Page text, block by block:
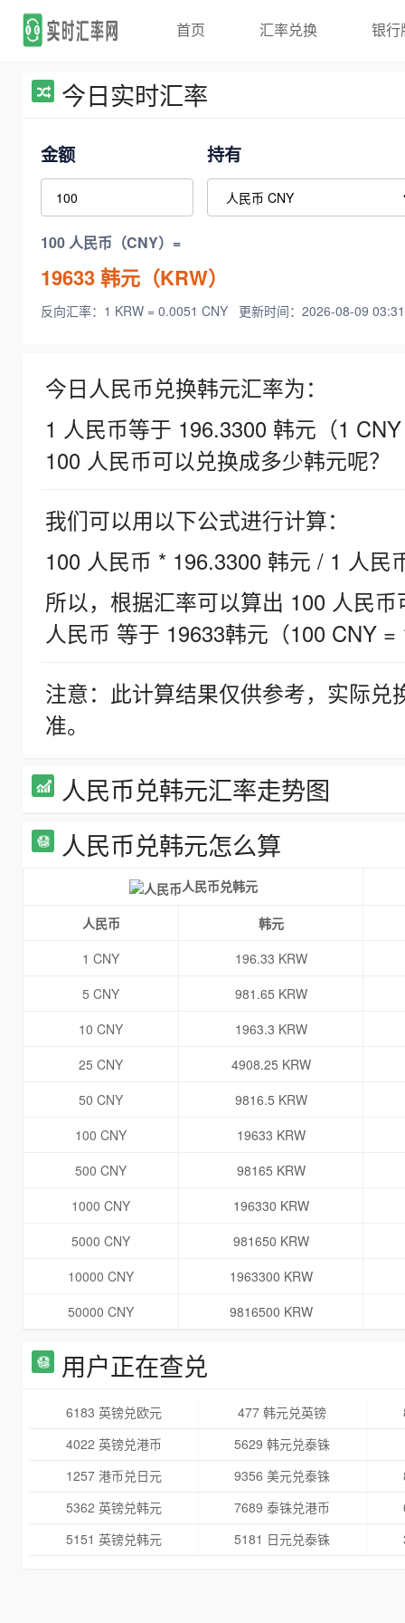
首页 汇率兑换 银行
今日实时汇率
金额 持有
100 人民币（CNY）=
19633韩元（KRW）
反向汇率：1 KRW = 0.0051 CNY 更新时间：2026-08-09
今日人民币兑换韩元汇率为：
1 人民币等于 196.3300 韩元（1
100 人民币可以兑换成多少韩元呢？
我们可以用以下公式进行计算：
100 人民币 * 196.3300 韩元 / 1 人民
所以，根据汇率可以算出 100 人民
人民币 等于 19633韩元（100 CNY =
注意：此计算结果仅供参考，实际
准。
人民币兑韩元汇率走势图
人民币兑韩元怎么算
人民币兑韩元
人民币
韩元
1 CNY
196.33 KRW
5 CNY
981.65 KRW
10 CNY
1963.3 KRW
25 CNY
4908.25 KRW
50 CNY
9816.5 KRW
100 CNY
19633 KRW
500 CNY
98165 KRW
1000 CNY
196330 KRW
5000 CNY
981650 KRW
10000 CNY
1963300 KRW
50000 CNY
9816500 KRW
用户正在查兑
6183 英镑兑欧元 477 韩元兑英镑
4022 英镑兑港币
5629 韩元兑泰铢
1257 港币兑日元
9356 美元兑泰铢
5362 英镑兑韩元
7689 泰铢兑港币
5151 英镑兑韩元
5181 日元兑泰铢